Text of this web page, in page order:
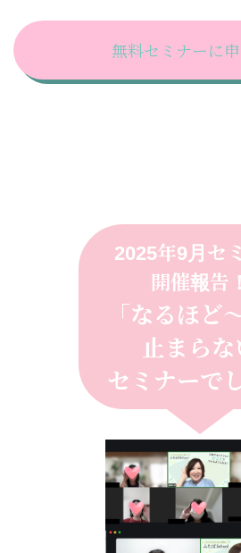
無料セミナーに
2025年9月セ
開催報告！
「なるほど
止まらな
セミナーで